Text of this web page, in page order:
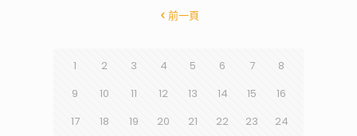
前一頁
1 2 3 4 5 6 7
8
9
10 11 12 13 14 15
16
17
18 19 20 21 22 23
24